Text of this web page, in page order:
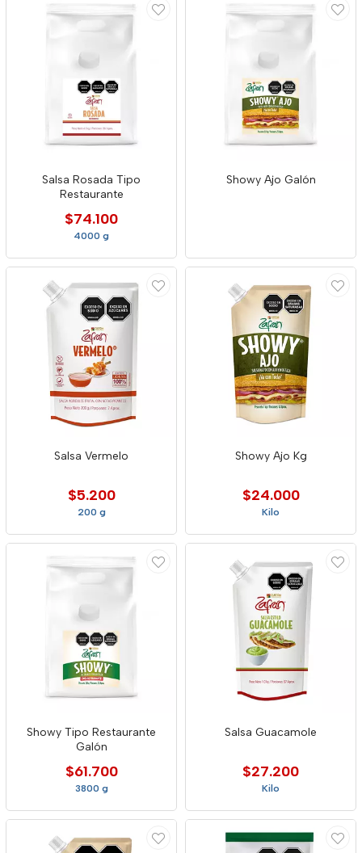
Salsa Rosada Tipo
Restaurante
$74.100
4000 g
Showy Ajo Galón
Salsa Vermelo
$5.200
200 g
Showy Ajo Kg
$24.000
Kilo
Showy Tipo Restaurante
Galón
$61.700
3800 g
Salsa Guacamole
$27.200
Kilo